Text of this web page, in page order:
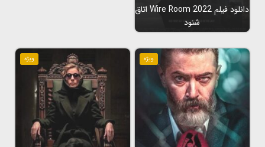
دانلود فیلم Wire Room 2022 اتاق
شنود
ویژه ویژه